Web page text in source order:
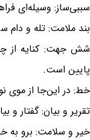
سببی‌ساز: وسیله‌ای
بند ملامت: تله و
شش جهت: کنایه از
پایین است.
خط: در این‌جا از موی
تقریر و بیان: گفتار و
خیر و سلامت: برو به